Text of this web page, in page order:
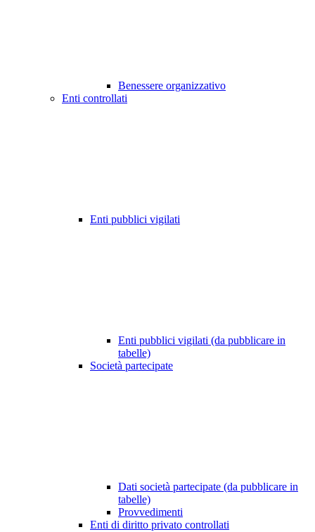
Benessere organizzativo
Enti controllati
Enti pubblici vigilati
Enti pubblici vigilati (da pubblicare in
tabelle)
Società partecipate
Dati società partecipate (da pubblicare in
tabelle)
Provvedimenti
Enti di diritto privato controllati